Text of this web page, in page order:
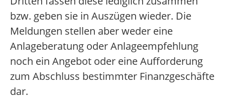
bzw. geben sie in Auszügen wieder. Die
Meldungen stellen aber weder eine
Anlageberatung oder Anlageempfehlung
noch ein Angebot oder eine Aufforderung
zum Abschluss bestimmter Finanzgeschäfte
dar.